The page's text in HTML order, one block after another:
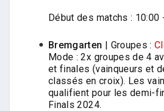
Début des matchs : 10:00
Bremgarten | Groupes :
Mode : 2x groupes de 4
et finales (vainqueurs et
classés en croix). Les
qualifient pour les demi-
Finals 2024.